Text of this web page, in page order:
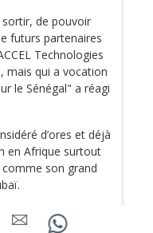
sortir, de pouvoir
futurs partenaires
Technologies
mais qui a vocation
le Sénégal" a réagi
d’ores et déjà
en Afrique surtout
comme son grand